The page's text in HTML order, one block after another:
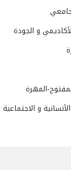
و الجودة
المهرة
و الاجتماعية